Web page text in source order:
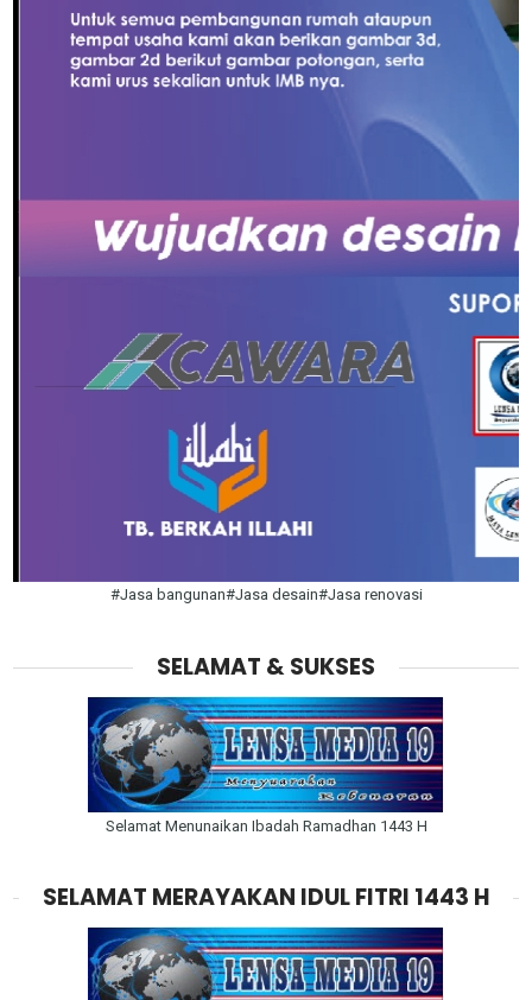
#Jasa bangunan#Jasa desain#Jasa renovasi
SELAMAT & SUKSES
Selamat Menunaikan Ibadah Ramadhan 1443 H
SELAMAT MERAYAKAN IDUL FITRI 1443 H